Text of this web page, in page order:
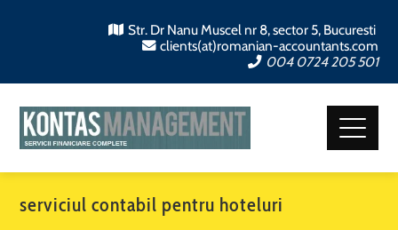
Str. Dr Nanu Muscel nr 8, sector 5, Bucuresti
clients(at)romanian-accountants.com
004 0724 205 501
serviciul contabil pentru hoteluri